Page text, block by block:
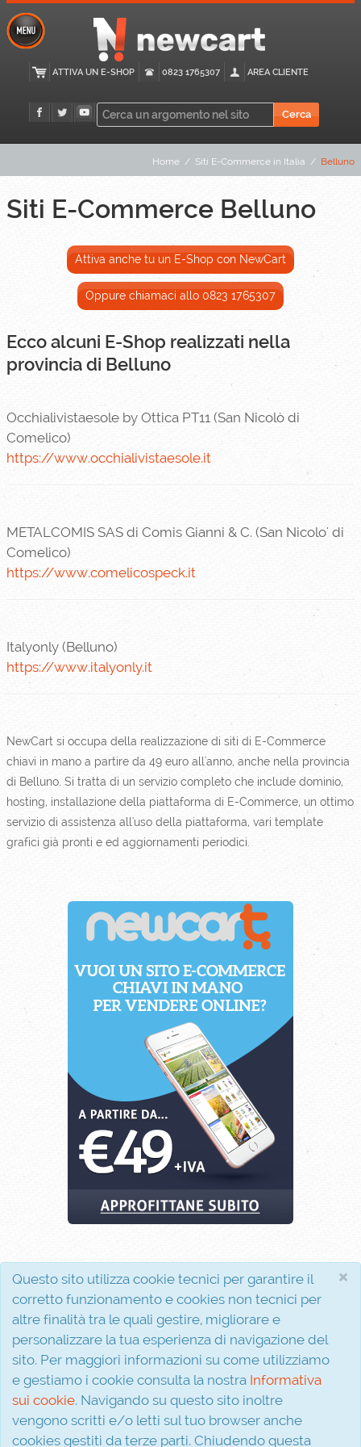
×
Questo sito utilizza cookie tecnici per garantire il
corretto funzionamento e cookies non tecnici per
altre finalità tra le quali gestire, migliorare e
personalizzare la tua esperienza di navigazione del
sito. Per maggiori informazioni su come utilizziamo
e gestiamo i cookie consulta la nostra Informativa
sui cookie. Navigando su questo sito inoltre
vengono scritti e/o letti sul tuo browser anche
cookies gestiti da terze parti. Chiudendo questa
ATTIVA UN E-SHOP 0823 1765307 AREA CLIENTE
Home / Siti E-Commerce in Italia / Belluno
Siti E-Commerce Belluno
Attiva anche tu un E-Shop con NewCart
Oppure chiamaci allo 0823 1765307
Ecco alcuni E-Shop realizzati nella
provincia di Belluno
Occhialivistaesole by Ottica PT11 (San Nicolò di
Comelico)
https://www.occhialivistaesole.it
METALCOMIS SAS di Comis Gianni & C. (San Nicolo' di
Comelico)
https://www.comelicospeck.it
Italyonly (Belluno)
https://www.italyonly.it
NewCart si occupa della realizzazione di siti di E-Commerce
chiavi in mano a partire da 49 euro all'anno, anche nella provincia
di Belluno. Si tratta di un servizio completo che include dominio,
hosting, installazione della piattaforma di E-Commerce, un ottimo
servizio di assistenza all'uso della piattaforma, vari template
grafici già pronti e ed aggiornamenti periodici.
Interferenza s.r.l.
P.I. 02810310611
Via Evangelista, 5
81020 San Nicola la Strada (CE)
© 2026